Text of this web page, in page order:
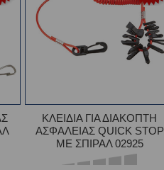
ΚΛΕΙΔΙΑ ΓΙΑ ΔΙΑΚΟΠΤΗ
ΑΣΦΑΛΕΙΑΣ QUICK STOP
ΜΕ ΣΠΙΡΑΛ 02925